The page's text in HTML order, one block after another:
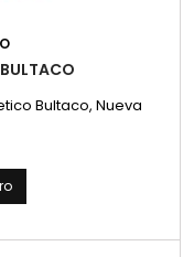
Bultaco, Nueva